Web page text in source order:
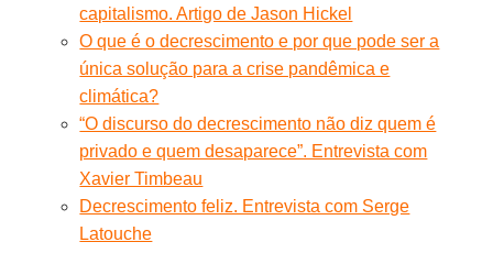
capitalismo. Artigo de Jason Hickel
O que é o decrescimento e por que pode ser a
única solução para a crise pandêmica e
climática?
“O discurso do decrescimento não diz quem é
privado e quem desaparece”. Entrevista com
Xavier Timbeau
Decrescimento feliz. Entrevista com Serge
Latouche